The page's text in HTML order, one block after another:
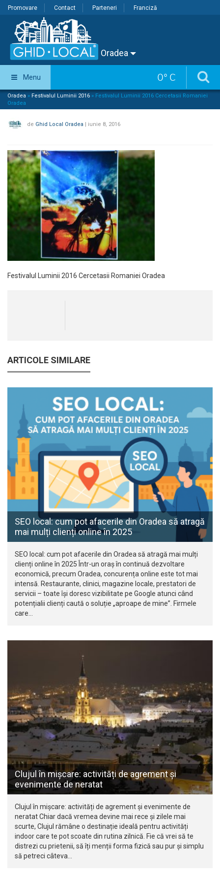
Promovare Contact Parteneri Franciză
Oradea
0° C
Menu
Oradea » Festivalul Luminii 2016 » Festivalul Luminii 2016 Cercetasii Romaniei
Oradea
de Ghid Local Oradea | iunie 8, 2016
Festivalul Luminii 2016 Cercetasii Romaniei Oradea
ARTICOLE SIMILARE
SEO local: cum pot afacerile din Oradea să atragă
mai mulți clienți online în 2025
SEO local: cum pot afacerile din Oradea să atragă mai mulți
clienți online în 2025 Într-un oraș în continuă dezvoltare
economică, precum Oradea, concurența online este tot mai
intensă. Restaurante, clinici, magazine locale, prestatori de
servicii – toate își doresc vizibilitate pe Google atunci când
potențialii clienți caută o soluție „aproape de mine”. Firmele
care…
Clujul în mișcare: activități de agrement și
evenimente de neratat
Clujul în mișcare: activități de agrement și evenimente de
neratat Chiar dacă vremea devine mai rece și zilele mai
scurte, Clujul rămâne o destinație ideală pentru activități
indoor care te pot scoate din rutina zilnică. Fie că vrei să te
distrezi cu prietenii, să îți menții forma fizică sau pur și simplu
să petreci câteva…